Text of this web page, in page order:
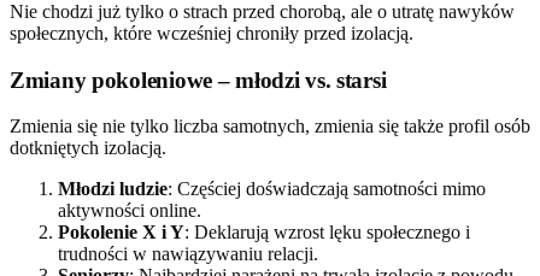
Nie chodzi już tylko o strach przed chorobą, ale o utratę nawyków
społecznych, które wcześniej chroniły przed izolacją.
Zmiany pokoleniowe – młodzi vs. starsi
Zmienia się nie tylko liczba samotnych, zmienia się także profil osób
dotkniętych izolacją.
Młodzi ludzie: Częściej doświadczają samotności mimo
aktywności online.
Pokolenie X i Y: Deklarują wzrost lęku społecznego i
trudności w nawiązywaniu relacji.